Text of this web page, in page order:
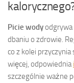
Picie wodyodgrywa
dbaniu o zdrowie.
co z kolei
więcej, odpowiednia
szczególnie ważne